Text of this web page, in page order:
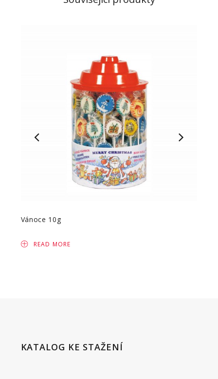
Vánoce 10g
READ MORE
KATALOG KE STAŽENÍ